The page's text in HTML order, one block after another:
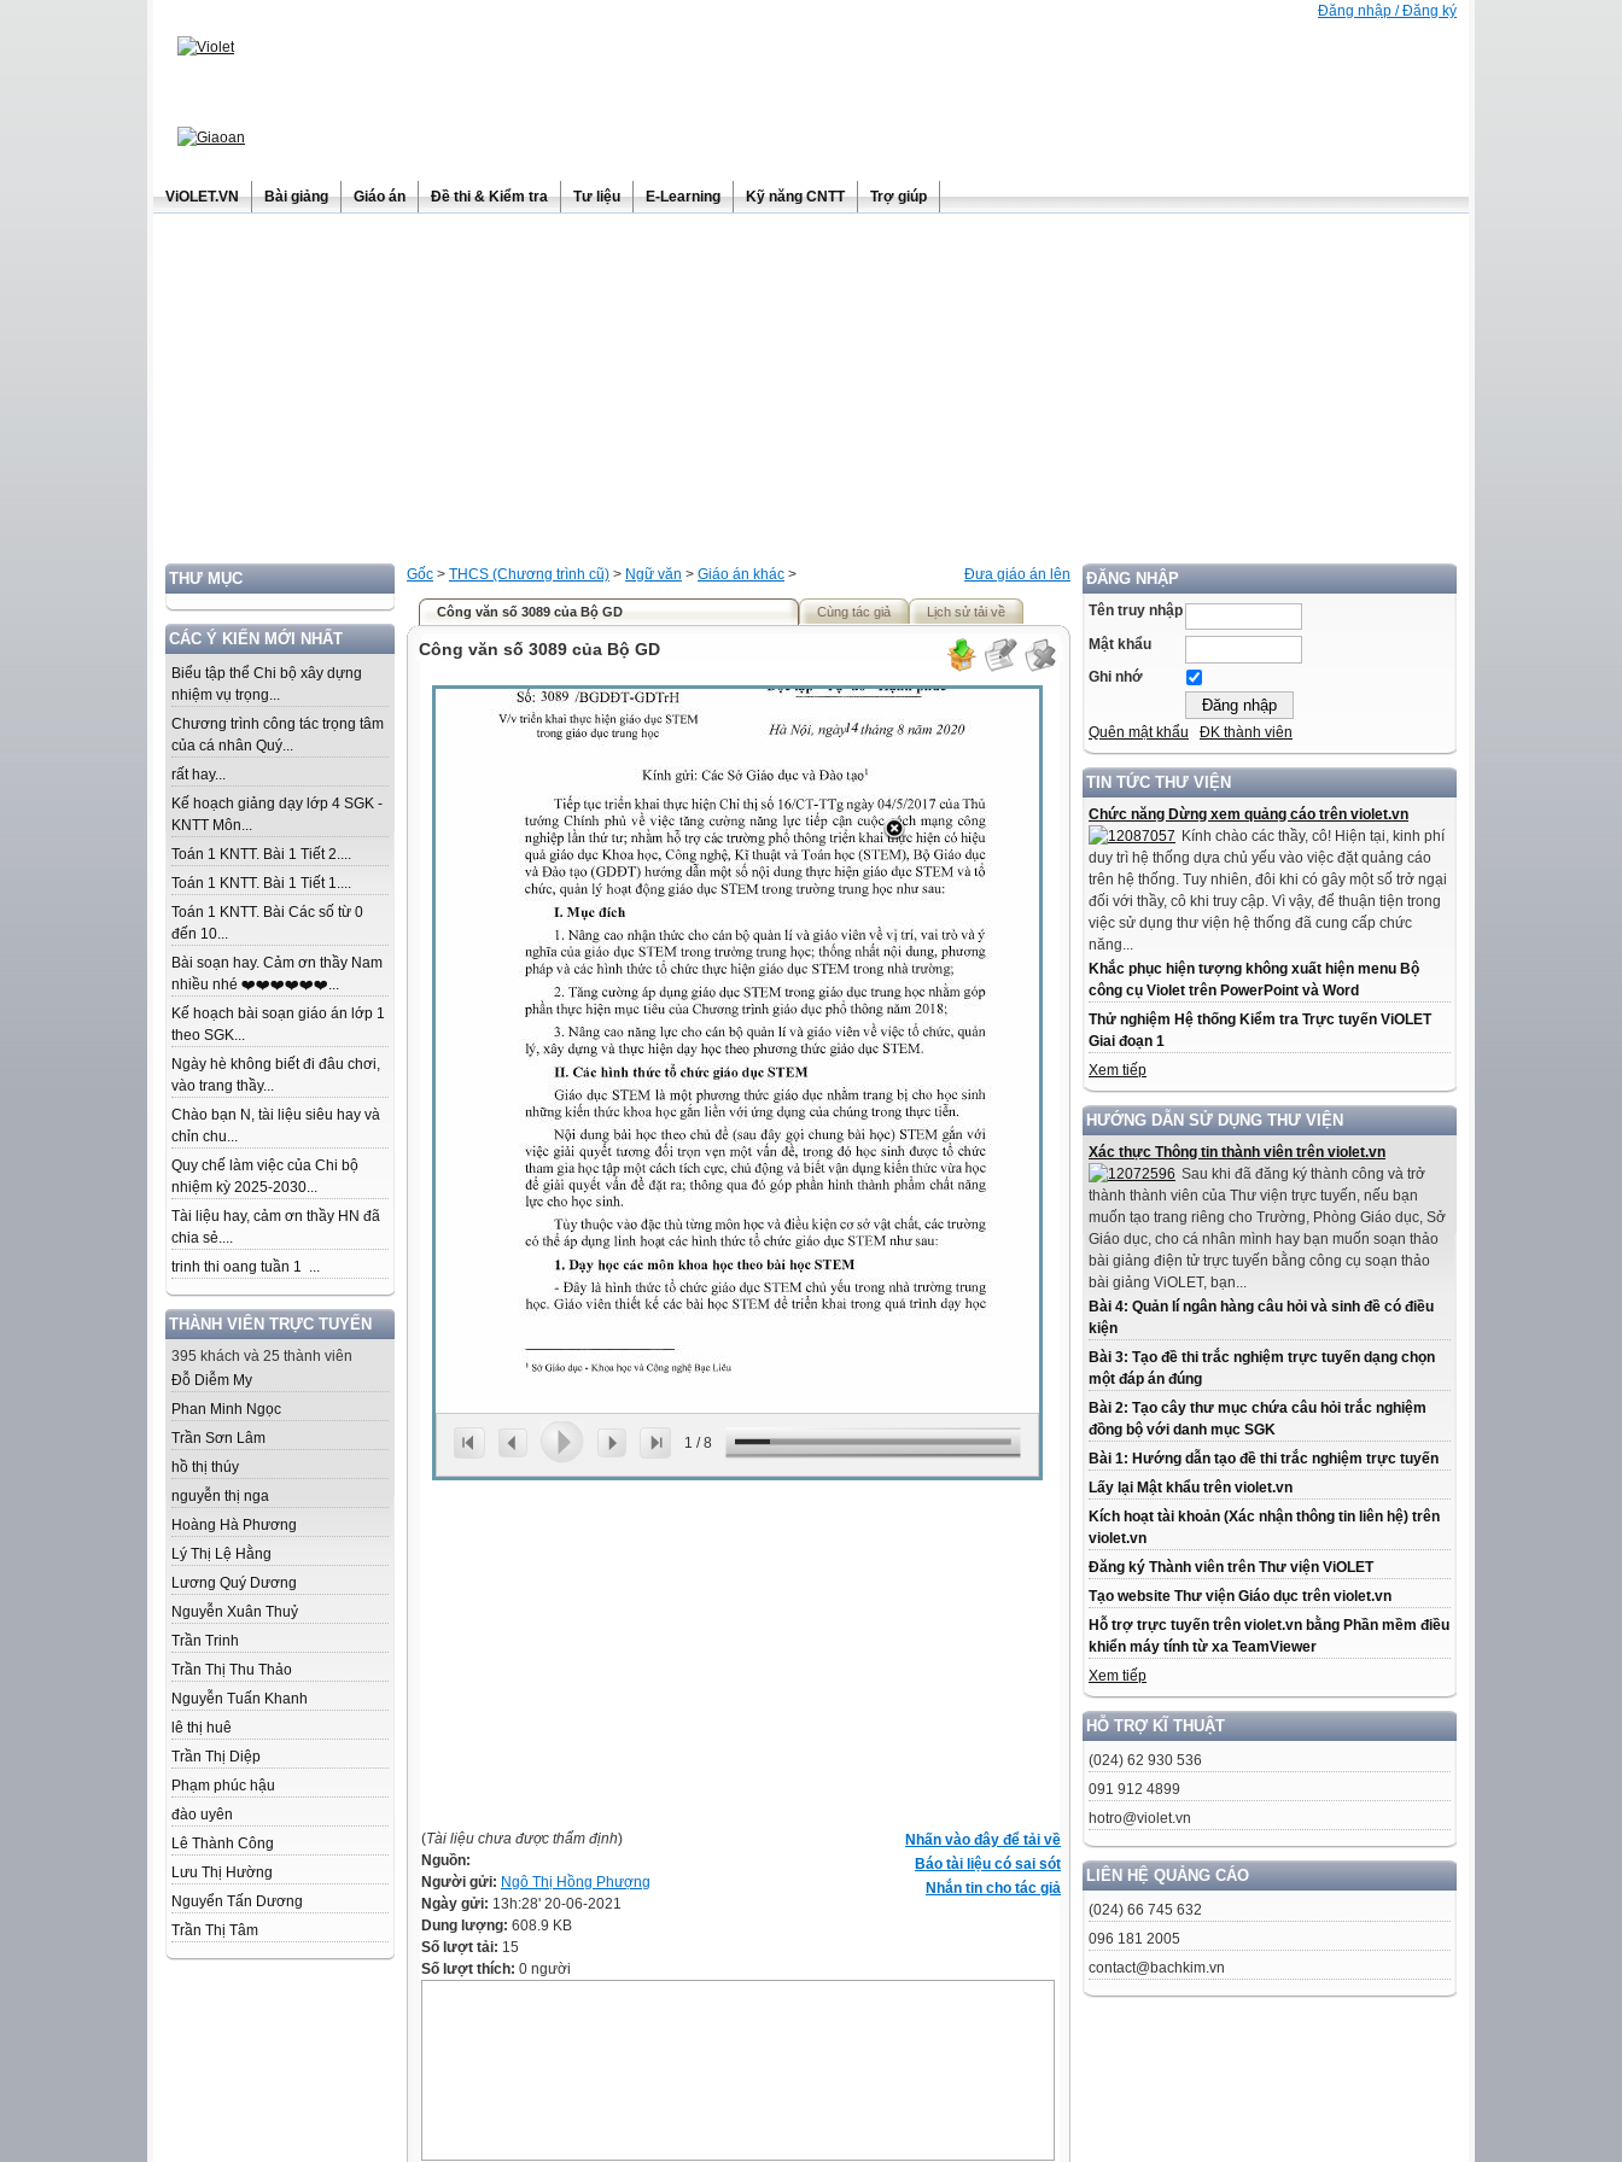
Đăng nhập / Đăng ký
ViOLET.VN Bài giảng Giáo án Đề thi & Kiểm tra Tư liệu E-Learning Kỹ năng CNTT Trợ giúp
THƯ MỤC
CÁC Ý KIẾN MỚI NHẤT
Biểu tập thể Chi bộ xây dựng
nhiệm vụ trọng...
Chương trình công tác trọng tâm
của cá nhân Quý...
rất hay...
Kế hoạch giảng dạy lớp 4 SGK -
KNTT Môn...
Toán 1 KNTT. Bài 1 Tiết 2....
Toán 1 KNTT. Bài 1 Tiết 1....
Toán 1 KNTT. Bài Các số từ 0
đến 10...
Bài soạn hay. Cảm ơn thầy Nam
nhiều nhé ❤️❤️❤️❤️❤️❤️...
Kế hoạch bài soạn giáo án lớp 1
theo SGK...
Ngày hè không biết đi đâu chơi,
vào trang thầy...
Chào bạn N, tài liệu siêu hay và
chỉn chu...
Quy chế làm việc của Chi bộ
nhiệm kỳ 2025-2030...
Tài liệu hay, cảm ơn thầy HN đã
chia sẻ....
trinh thi oang tuần 1 ...
THÀNH VIÊN TRỰC TUYẾN
395 khách và 25 thành viên
Đỗ Diễm My
Phan Minh Ngọc
Trần Sơn Lâm
hồ thị thúy
nguyễn thị nga
Hoàng Hà Phương
Lý Thị Lệ Hằng
Lương Quý Dương
Nguyễn Xuân Thuỷ
Trần Trinh
Trần Thị Thu Thảo
Nguyễn Tuấn Khanh
lê thị huê
Trần Thị Diệp
Phạm phúc hậu
đào uyên
Lê Thành Công
Lưu Thị Hường
Nguyển Tấn Dương
Trần Thị Tâm
ĐĂNG NHẬP
Tên truy nhập
Mật khẩu
Ghi nhớ
Quên mật khẩu ĐK thành viên
TIN TỨC THƯ VIỆN
Chức năng Dừng xem quảng cáo trên violet.vn
Kính chào các thầy, cô! Hiện tại, kinh phí
duy trì hệ thống dựa chủ yếu vào việc đặt quảng cáo
trên hệ thống. Tuy nhiên, đôi khi có gây một số trở ngại
đối với thầy, cô khi truy cập. Vì vậy, để thuận tiện trong
việc sử dụng thư viện hệ thống đã cung cấp chức
năng...
Khắc phục hiện tượng không xuất hiện menu Bộ
công cụ Violet trên PowerPoint và Word
Thử nghiệm Hệ thống Kiểm tra Trực tuyến ViOLET
Giai đoạn 1
Xem tiếp
HƯỚNG DẪN SỬ DỤNG THƯ VIỆN
Xác thực Thông tin thành viên trên violet.vn
Sau khi đã đăng ký thành công và trở
thành thành viên của Thư viện trực tuyến, nếu bạn
muốn tạo trang riêng cho Trường, Phòng Giáo dục, Sở
Giáo dục, cho cá nhân mình hay bạn muốn soạn thảo
bài giảng điện tử trực tuyến bằng công cụ soạn thảo
bài giảng ViOLET, bạn...
Bài 4: Quản lí ngân hàng câu hỏi và sinh đề có điều
kiện
Bài 3: Tạo đề thi trắc nghiệm trực tuyến dạng chọn
một đáp án đúng
Bài 2: Tạo cây thư mục chứa câu hỏi trắc nghiệm
đồng bộ với danh mục SGK
Bài 1: Hướng dẫn tạo đề thi trắc nghiệm trực tuyến
Lấy lại Mật khẩu trên violet.vn
Kích hoạt tài khoản (Xác nhận thông tin liên hệ) trên
violet.vn
Đăng ký Thành viên trên Thư viện ViOLET
Tạo website Thư viện Giáo dục trên violet.vn
Hỗ trợ trực tuyến trên violet.vn bằng Phần mềm điều
khiển máy tính từ xa TeamViewer
Xem tiếp
HỖ TRỢ KĨ THUẬT
(024) 62 930 536
091 912 4899
hotro@violet.vn
LIÊN HỆ QUẢNG CÁO
(024) 66 745 632
096 181 2005
contact@bachkim.vn
Đưa giáo án lên
Gốc > THCS (Chương trình cũ) > Ngữ văn > Giáo án khác >
Công văn số 3089 của Bộ GD Cùng tác giả Lịch sử tải về
Công văn số 3089 của Bộ GD
1 /8
Nhấn vào đây để tải về
Báo tài liệu có sai sót
Nhắn tin cho tác giả
(Tài liệu chưa được thẩm định)
Nguồn:
Người gửi: Ngô Thị Hồng Phượng
Ngày gửi: 13h:28' 20-06-2021
Dung lượng: 608.9 KB
Số lượt tải: 15
Số lượt thích: 0 người